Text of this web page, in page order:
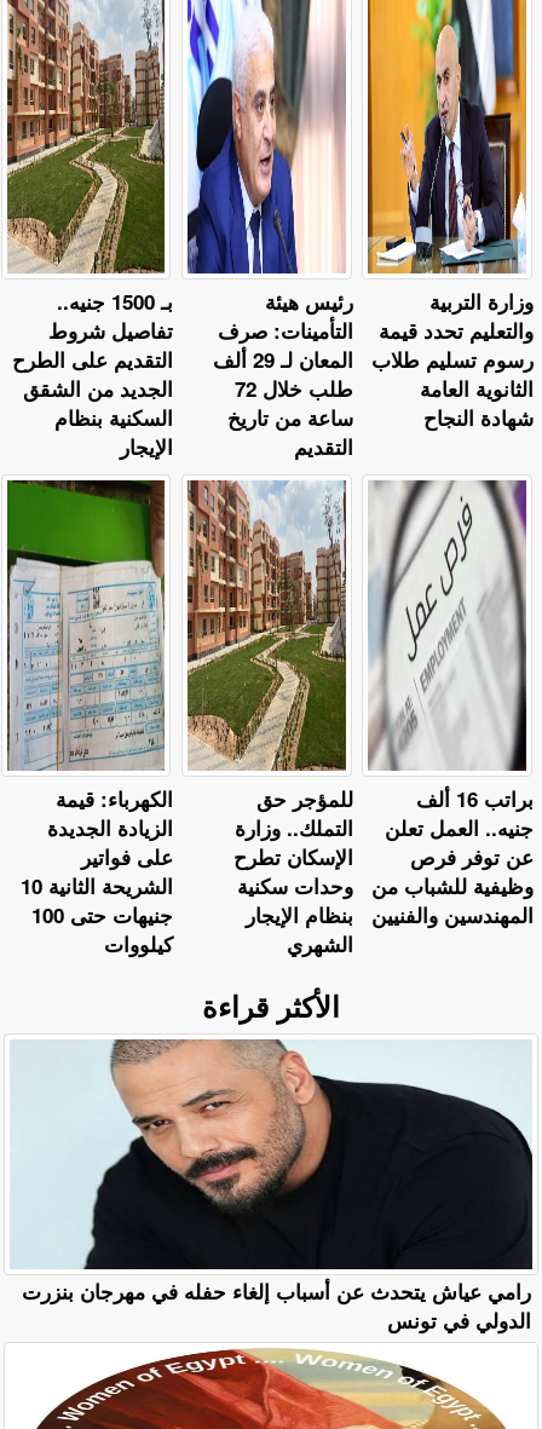
بـ 1500 جنيه..
تفاصيل شروط
التقديم على الطرح
الجديد من الشقق
السكنية بنظام
الإيجار
رئيس هيئة
التأمينات: صرف
المعان لـ 29 ألف
طلب خلال 72
ساعة من تاريخ
التقديم
وزارة التربية
والتعليم تحدد قيمة
رسوم تسليم طلاب
الثانوية العامة
شهادة النجاح
الكهرباء: قيمة
الزيادة الجديدة
على فواتير
الشريحة الثانية 10
جنيهات حتى 100
كيلووات
للمؤجر حق
التملك.. وزارة
الإسكان تطرح
وحدات سكنية
بنظام الإيجار
الشهري
براتب 16 ألف
جنيه.. العمل تعلن
عن توفر فرص
وظيفية للشباب من
المهندسين والفنيين
الأكثر قراءة
رامي عياش يتحدث عن أسباب إلغاء حفله في مهرجان بنزرت
الدولي في تونس